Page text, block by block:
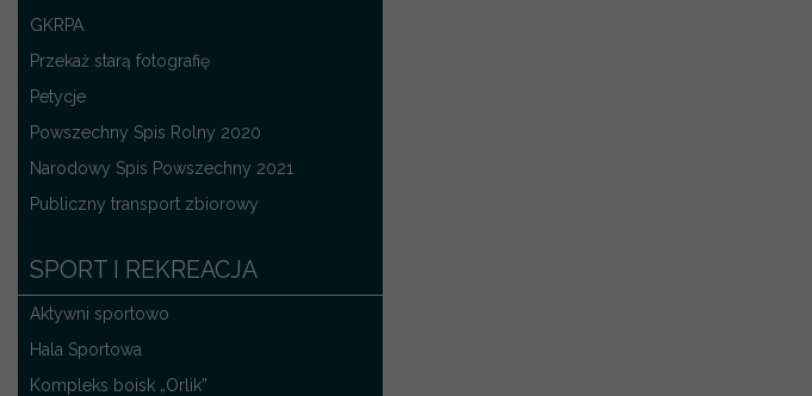
GKRPA
Przekaż starą fotografię
Petycje
Powszechny Spis Rolny 2020
Narodowy Spis Powszechny 2021
Publiczny transport zbiorowy
SPORT I REKREACJA
Aktywni sportowo
Hala Sportowa
Kompleks boisk „Orlik”